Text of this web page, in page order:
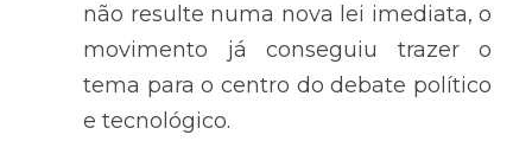
não resulte numa nova lei imediata, o
movimento já conseguiu trazer o
tema para o centro do debate político
e tecnológico.